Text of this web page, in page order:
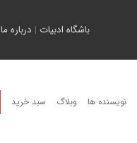
باشگاه ادبیات | درباره ما
نویسنده ها وبلاگ سبد خرید